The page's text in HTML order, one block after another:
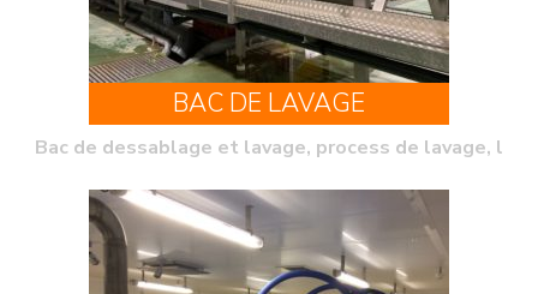
BAC DE LAVAGE
Bac de dessablage et lavage, process de lavage, l